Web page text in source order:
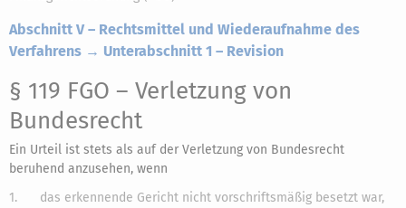
Abschnitt V – Rechtsmittel und Wiederaufnahme des
Verfahrens → Unterabschnitt 1 – Revision
§ 119 FGO – Verletzung von
Bundesrecht
Ein Urteil ist stets als auf der Verletzung von Bundesrecht
beruhend anzusehen, wenn
1.
das erkennende Gericht nicht vorschriftsmäßig besetzt war,